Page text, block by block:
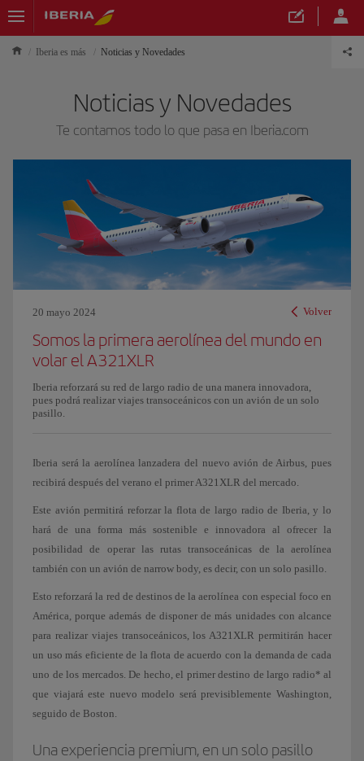
Iberia es más Noticias y Novedades
Noticias y Novedades
Te contamos todo lo que pasa en Iberia.com
20 mayo 2024 Volver
Somos la primera aerolínea del mundo en
volar el A321XLR
Iberia reforzará su red de largo radio de una manera innovadora,
pues podrá realizar viajes transoceánicos con un avión de un solo
pasillo.
Iberia será la aerolínea lanzadera del nuevo avión de Airbus, pues
recibirá después del verano el primer A321XLR del mercado.
Este avión permitirá reforzar la flota de largo radio de Iberia, y lo
hará de una forma más sostenible e innovadora al ofrecer la
posibilidad de operar las rutas transoceánicas de la aerolínea
también con un avión de narrow body, es decir, con un solo pasillo.
Esto reforzará la red de destinos de la aerolínea con especial foco en
América, porque además de disponer de más unidades con alcance
para realizar viajes transoceánicos, los A321XLR permitirán hacer
un uso más eficiente de la flota de acuerdo con la demanda de cada
uno de los mercados. De hecho, el primer destino de largo radio* al
que viajará este nuevo modelo será previsiblemente Washington,
seguido de Boston.
Una experiencia premium, en un solo pasillo